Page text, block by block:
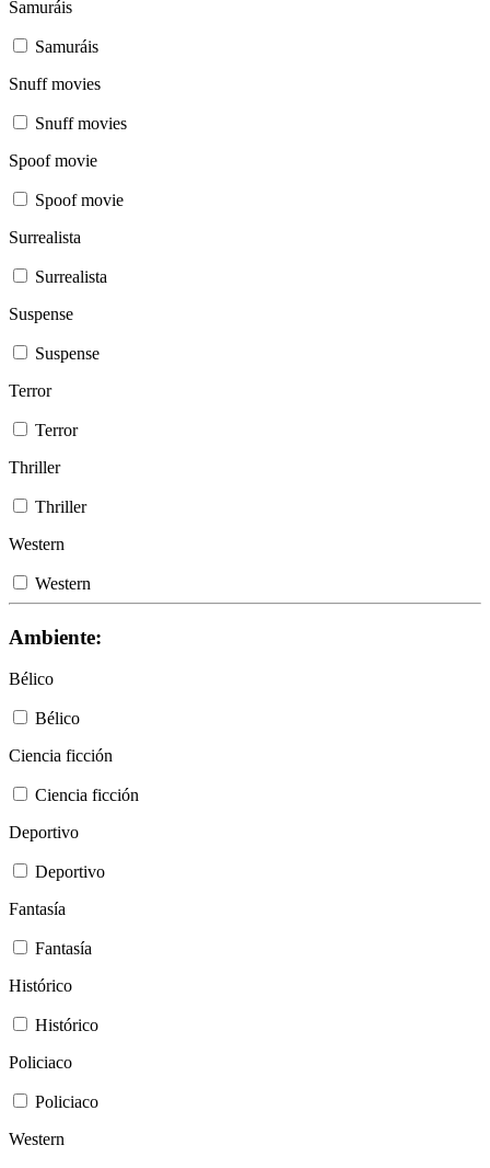
Samuráis
Samuráis
Snuff movies
Snuff movies
Spoof movie
Spoof movie
Surrealista
Surrealista
Suspense
Suspense
Terror
Terror
Thriller
Thriller
Western
Western
Ambiente:
Bélico
Bélico
Ciencia ficción
Ciencia ficción
Deportivo
Deportivo
Fantasía
Fantasía
Histórico
Histórico
Policiaco
Policiaco
Western